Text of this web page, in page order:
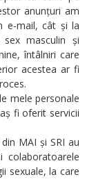
anunțuri am
e-mail, cât și la
masculin și
întâlniri care
acestea ar fi
mele personale
fi oferit servicii
MAI și SRI au
sexuale, la care